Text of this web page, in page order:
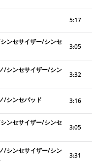
5:17
ンセサイザー/シンセ
3:05
/シンセサイザー/シン
3:32
/シンセパッド 3:16
ンセサイザー/シンセ
3:05
/シンセサイザー/シン
3:31